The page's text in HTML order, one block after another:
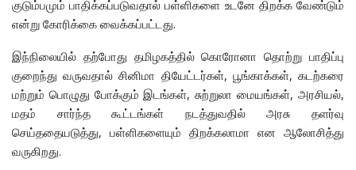
குடும்பமும் பாதிக்கப்படுவதால் பள்ளிகளை உடனே திறக்க வேண்டும்
என்று கோரிக்கை வைக்கப்பட்டது.
இந்நிலையில் தற்போது தமிழகத்தில் கொரோனா தொற்று பாதிப்பு
குறைந்து வருவதால் சினிமா தியேட்டர்கள், பூங்காக்கள், கடற்கரை
மற்றும் பொழுது போக்கும் இடங்கள், சுற்றுலா மையங்கள், அரசியல்,
மதம் சார்ந்த கூட்டங்கள் நடத்துவதில் அரசு தளர்வு
செய்ததையடுத்து, பள்ளிகளையும் திறக்கலாமா என ஆலோசித்து
வருகிறது.